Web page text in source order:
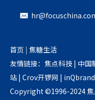
首页 | 焦糖生活
友情链接： 焦点科技 | 中国
站 | Crov开锣网 |
Copyright ©1996-2024